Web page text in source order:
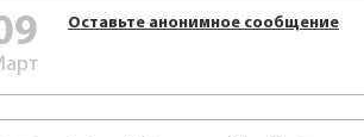
Оставьте анонимное сообщение